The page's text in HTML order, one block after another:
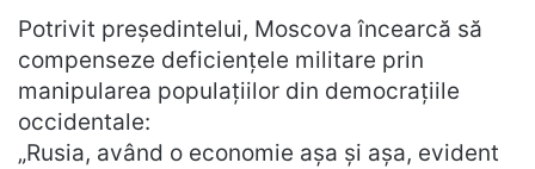
Potrivit președintelui, Moscova încearcă să
compenseze deficiențele militare prin
manipularea populațiilor din democrațiile
occidentale:
„Rusia, având o economie așa și așa, evident